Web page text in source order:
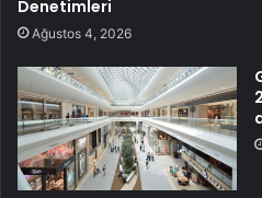
Denetimleri
Ağustos 4, 2026